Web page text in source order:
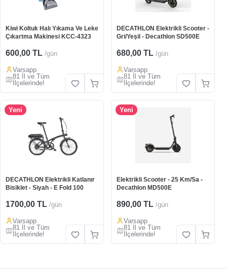
Kiwi Koltuk Halı Yıkama Ve Leke
Çıkartma Makinesi KCC-4323
600,00 TL /gün
Varsapp
81 İl ve Tüm
İlçelerinde!
DECATHLON Elektrikli Scooter -
Gri/Yeşil - Decathlon SD500E
680,00 TL /gün
Varsapp
81 İl ve Tüm
İlçelerinde!
Yeni
DECATHLON Elektrikli Katlanır
Bisiklet - Siyah - E Fold 100
1700,00 TL /gün
Varsapp
81 İl ve Tüm
İlçelerinde!
Yeni
Elektrikli Scooter - 25 Km/Sa -
Decathlon MD500E
890,00 TL /gün
Varsapp
81 İl ve Tüm
İlçelerinde!